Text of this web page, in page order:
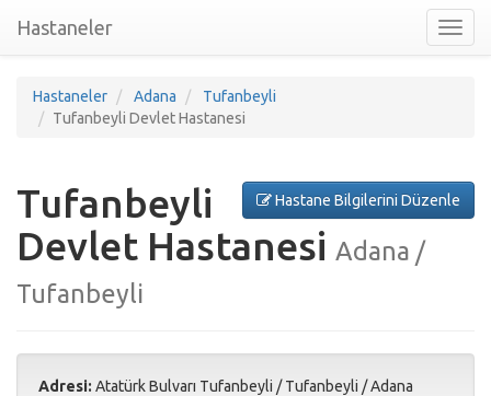
nav
Hastaneler
Hastaneler Adana
Tufanbeyli
Tufanbeyli Devlet Hastanesi
Hastane Bilgilerini Düzenle
Tufanbeyli
Devlet Hastanesi Adana /
Tufanbeyli
Adresi: Atatürk Bulvarı Tufanbeyli /Tufanbeyli /Adana